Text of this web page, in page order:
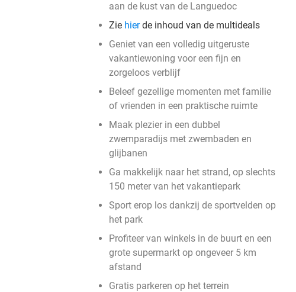
aan de kust van de Languedoc
Zie hierde inhoud van de multideals
Geniet van een volledig uitgeruste
vakantiewoning voor een fijn en
zorgeloos verblijf
Beleef gezellige momenten met familie
of vrienden in een praktische ruimte
Maak plezier in een dubbel
zwemparadijs met zwembaden en
glijbanen
Ga makkelijk naar het strand, op slechts
150 meter van het vakantiepark
Sport erop los dankzij de sportvelden op
het park
Profiteer van winkels in de buurt en een
grote supermarkt op ongeveer 5 km
afstand
Gratis parkeren op het terrein